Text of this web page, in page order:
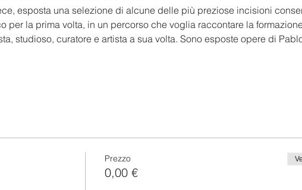
esposta una selezione di alcune delle più preziose incisioni
per la prima volta, in un percorso che voglia raccontare la
studioso, curatore e artista a sua volta. Sono esposte opere di
Prezzo
0,00 €